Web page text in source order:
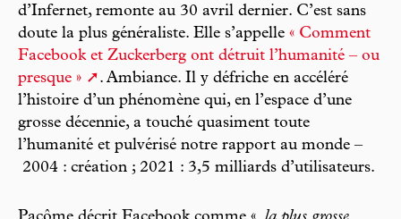
d’Infernet, remonte au 30 avril dernier. C’est sans
doute la plus généraliste. Elle s’appelle « Comment
Facebook et Zuckerberg ont détruit l’humanité – ou
presque »
. Ambiance. Il y défriche en accéléré
l’histoire d’un phénomène qui, en l’espace d’une
grosse décennie, a touché quasiment toute
l’humanité et pulvérisé notre rapport au monde –
2004 : création ; 2021 : 3,5 milliards d’utilisateurs.